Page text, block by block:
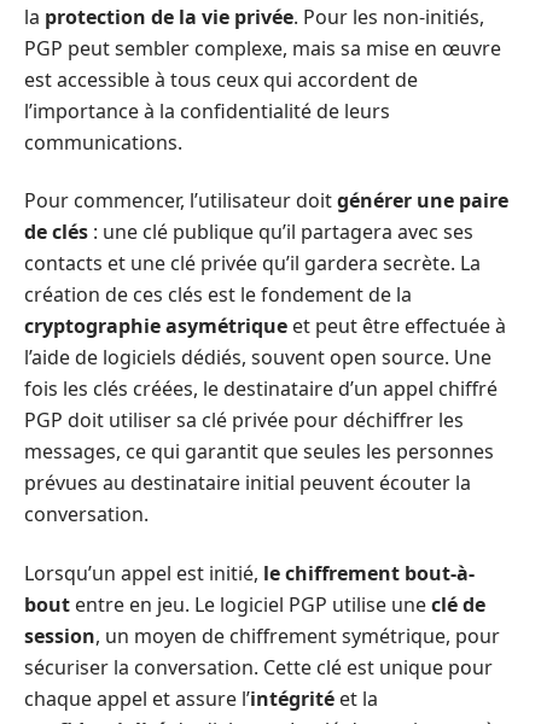
la protection de la vie privée. Pour les non-initiés,
PGP peut sembler complexe, mais sa mise en œuvre
est accessible à tous ceux qui accordent de
l’importance à la confidentialité de leurs
communications.
Pour commencer, l’utilisateur doitgénérer une paire
de clés : une clé publique qu’il partagera avec ses
contacts et une clé privée qu’il gardera secrète. La
création de ces clés est le fondement de la
cryptographie asymétrique et peut être effectuée à
l’aide de logiciels dédiés, souvent open source. Une
fois les clés créées, le destinataire d’un appel chiffré
PGP doit utiliser sa clé privée pour déchiffrer les
messages, ce qui garantit que seules les personnes
prévues au destinataire initial peuvent écouter la
conversation.
Lorsqu’un appel est initié, le chiffrement bout-à-
bout entre en jeu. Le logiciel PGP utilise uneclé de
session, un moyen de chiffrement symétrique, pour
sécuriser la conversation. Cette clé est unique pour
chaque appel et assure l’intégrité et la